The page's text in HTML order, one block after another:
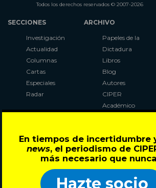
En tiempos de incertidumbre
news, el periodismo de
más necesario que
Hazte socio
Todos los derechos reservados © 2007-2026
SECCIONES
Investigación
Actualidad
Columnas
Cartas
Especiales
Radar
ARCHIVO
Papeles de la
Dictadura
Libros
Blog
Autores
CIPER
Académico
Al Plebiscito
con CIPER